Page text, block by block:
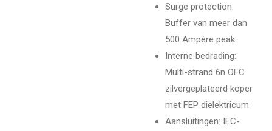
Surge protection:
Buffer van meer dan
500 Ampère peak
Interne bedrading:
Multi-strand 6n OFC
zilvergeplateerd koper
met FEP dielektricum
Aansluitingen: IEC-